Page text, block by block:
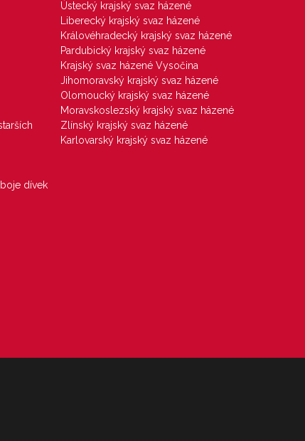
dívek
Ústecký krajský svaz házené
Liberecký krajský svaz házené
Královéhradecký krajský svaz házené
Pardubický krajský svaz házené
Krajský svaz házené Vysočina
Jihomoravský krajský svaz házené
Olomoucký krajský svaz házené
Moravskoslezský krajský svaz házené
Zlínský krajský svaz házené
Karlovarský krajský svaz házené